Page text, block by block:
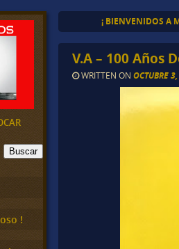
¡ BIENVENIDOS A
V.A – 100 Años
WRITTEN ONOCTUBRE
Buscar
!